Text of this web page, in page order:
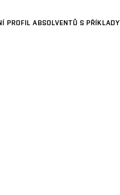
PROFIL ABSOLVENTŮ S PŘÍKLADY